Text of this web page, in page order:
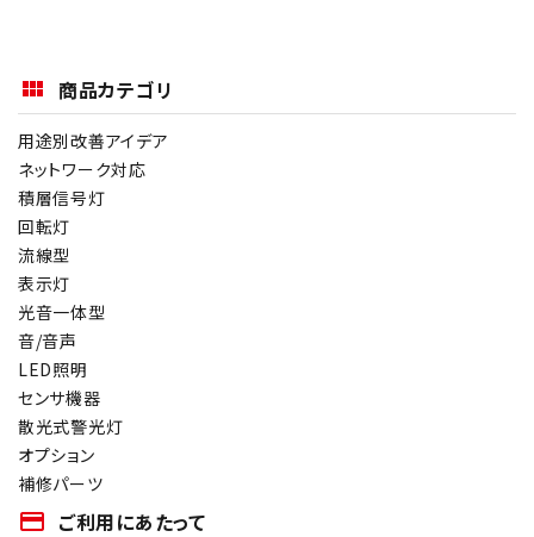
商品カテゴリ
用途別改善アイデア
ネットワーク対応
積層信号灯
回転灯
流線型
表示灯
光音一体型
音/音声
LED照明
センサ機器
散光式警光灯
オプション
補修パーツ
payment ご利用にあたって